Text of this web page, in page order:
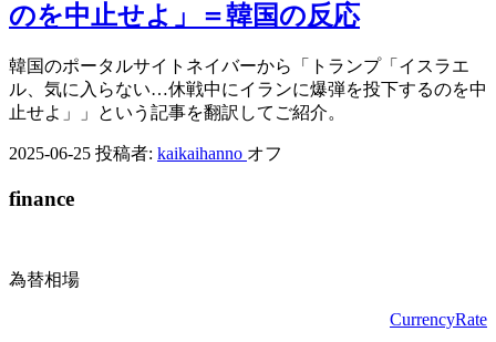
のを中止せよ」＝韓国の反応
韓国のポータルサイトネイバーから「トランプ「イスラエ
ル、気に入らない…休戦中にイランに爆弾を投下するのを中
止せよ」」という記事を翻訳してご紹介。
2025-06-25 投稿者: kaikaihanno オフ
finance
為替相場
CurrencyRate